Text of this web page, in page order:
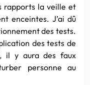
rapports la veille et
enceintes. J’ai dû
des tests.
des tests de
il y aura des faux
personne au